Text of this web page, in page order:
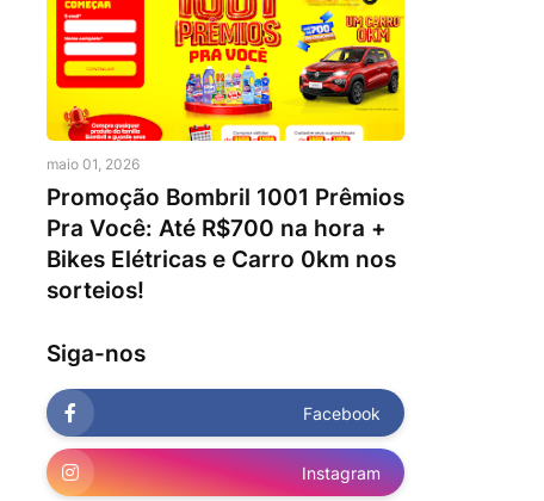
maio 01, 2026
Promoção Bombril 1001 Prêmios
Pra Você: Até R$700 na hora +
Bikes Elétricas e Carro 0km nos
sorteios!
Siga-nos
Facebook
Instagram